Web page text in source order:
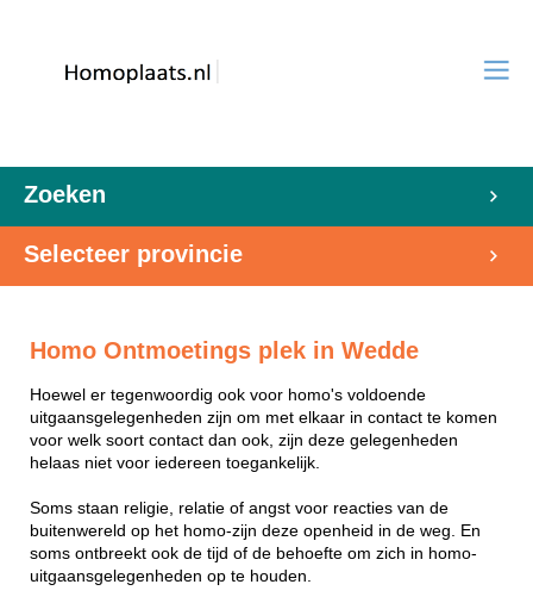
Zoeken
Selecteer provincie
Homo Ontmoetings plek in Wedde
Hoewel er tegenwoordig ook voor homo's voldoende
uitgaansgelegenheden zijn om met elkaar in contact te komen
voor welk soort contact dan ook, zijn deze gelegenheden
helaas niet voor iedereen toegankelijk.
Soms staan religie, relatie of angst voor reacties van de
buitenwereld op het homo-zijn deze openheid in de weg. En
soms ontbreekt ook de tijd of de behoefte om zich in homo-
uitgaansgelegenheden op te houden.